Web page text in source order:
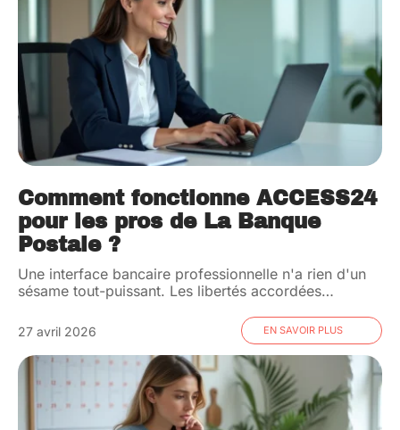
Comment fonctionne ACCESS24
pour les pros de La Banque
Postale ?
Une interface bancaire professionnelle n'a rien d'un
sésame tout-puissant. Les libertés accordées…
27 avril 2026 EN SAVOIR PLUS